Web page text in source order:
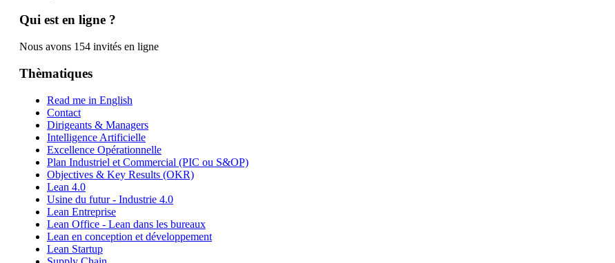
Qui est en ligne ?
Nous avons 154 invités en ligne
Thèmatiques
Read me in English
Contact
Dirigeants & Managers
Intelligence Artificielle
Excellence Opérationnelle
Plan Industriel et Commercial (PIC ou S&OP)
Objectives & Key Results (OKR)
Lean 4.0
Usine du futur - Industrie 4.0
Lean Entreprise
Lean Office - Lean dans les bureaux
Lean en conception et développement
Lean Startup